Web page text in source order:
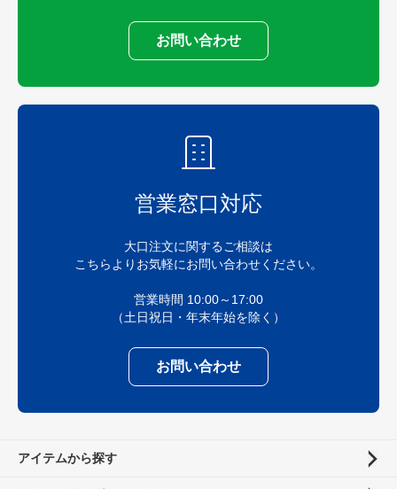
お問い合わせ
営業窓口対応
大口注文に関するご相談は
こちらよりお気軽にお問い合わせください。
営業時間 10:00～17:00
（土日祝日・年末年始を除く）
お問い合わせ
アイテムから探す